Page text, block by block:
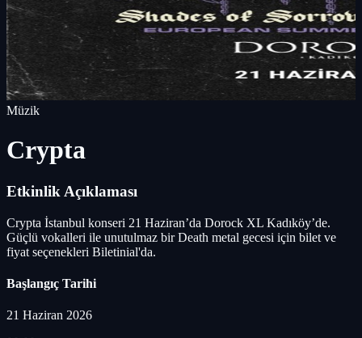
Müzik
Crypta
Etkinlik Açıklaması
Crypta İstanbul konseri 21 Haziran’da Dorock XL Kadıköy’de.
Güçlü vokalleri ile unutulmaz bir Death metal gecesi için bilet ve
fiyat seçenekleri Biletinial'da.
Başlangıç Tarihi
21 Haziran 2026